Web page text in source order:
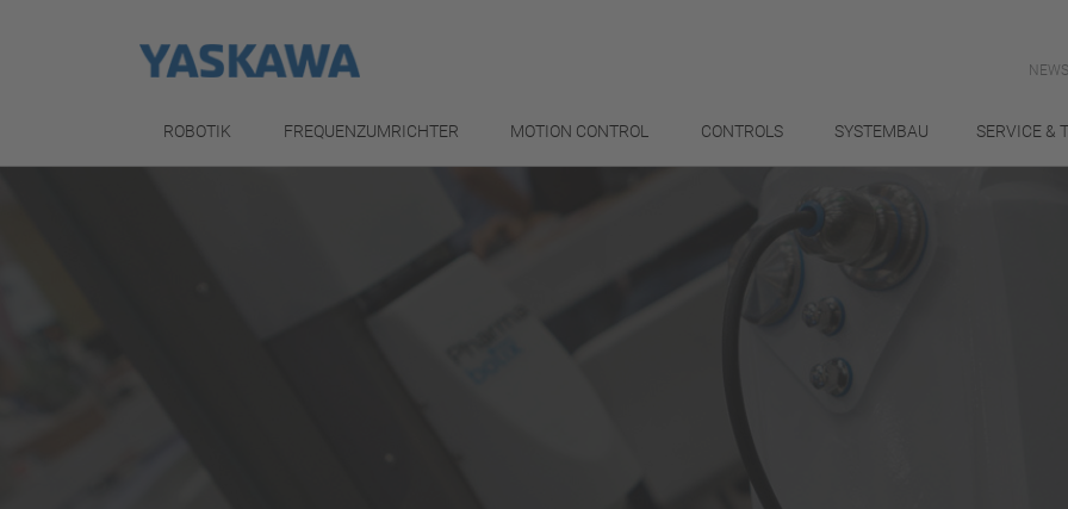
ROBOTIK FREQUENZUMRICHTER MOTION CONTROL CONTROLS SYSTEMBAU SERVICE &